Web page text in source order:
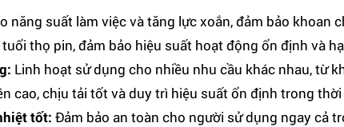
năng suất làm việc và tăng lực xoắn, đảm bảo khoan
tuổi thọ pin, đảm bảo hiệu suất hoạt động ổn định và
Linh hoạt sử dụng cho nhiều nhu cầu khác nhau, từ
cao, chịu tải tốt và duy trì hiệu suất ổn định trong thời
tốt: Đảm bảo an toàn cho người sử dụng ngay cả